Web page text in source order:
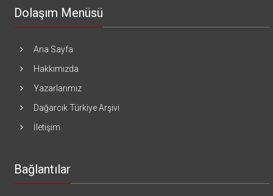
Dolaşım Menüsü
Ana Sayfa
Hakkımızda
Yazarlarımız
Dağarcık Türkiye Arşivi
İletişim
Bağlantılar